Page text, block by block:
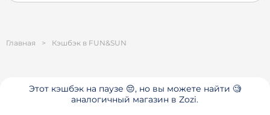
Главная > Кэшбэк в FUN&SUN
Этот кэшбэк на паузе 😔, но вы можете найти 🧐
аналогичный магазин в Zozi.